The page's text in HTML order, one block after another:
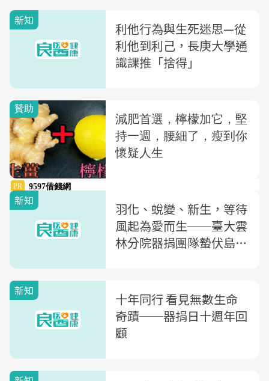
新知
利他行為與生死迷思—從
利他到利己，長庚大學通
識課推「捨得」
新知
羽化、蛻變、新生，等待
風起為愛而生──臺大雲
林分院器捐團隊蟄伏島嶼
新知
十年同行 看見無數生命
奇蹟──器捐日十週年回
顧